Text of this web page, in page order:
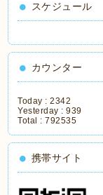
スケジュール
カウンター
Today :2342
Yesterday :939
Total :792535
携帯サイト